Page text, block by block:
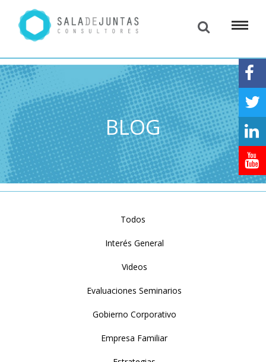
BLOG
Todos
Interés General
Videos
Evaluaciones Seminarios
Gobierno Corporativo
Empresa Familiar